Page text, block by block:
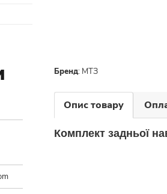
Бренд: МТЗ
Опис товару
Комплект задньої